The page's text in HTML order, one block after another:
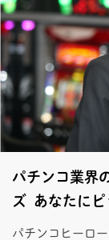
パチンコ業界
ズ あなたに
パチンコヒーロ